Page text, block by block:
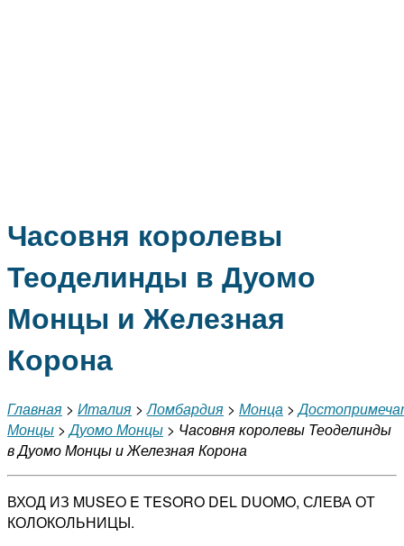
Часовня королевы
Теоделинды в Дуомо
Монцы и Железная
Корона
Главная > Италия >Ломбардия > Монца >
Монцы >Дуомо Монцы > Часовня королевы Теоделинды
в Дуомо Монцы и Железная Корона
ВХОД ИЗ MUSEO E TESORO DEL DUOMO, СЛЕВА ОТ
КОЛОКОЛЬНИЦЫ.